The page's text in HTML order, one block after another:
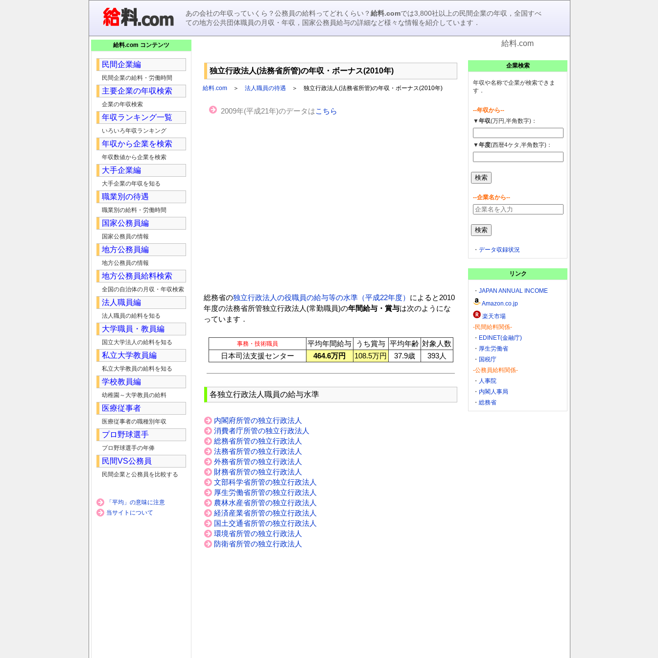
あの会社の年収っていくら？公務員の給料ってどれくらい？給料.comでは3,800社以上の民間企業の年収，全国すべ
ての地方公共団体職員の月収・年収，国家公務員給与の詳細など様々な情報を紹介しています．
独立行政法人(法務省所管)の年収・ボーナス(2010年)
給料.com ＞ 法人職員の待遇 ＞ 独立行政法人(法務省所管)の年収・ボーナス(2010年)
2009年(平成21年)のデータはこちら
総務省の独立行政法人の役職員の給与等の水準（平成22年度） によると2010
年度の法務省所管独立行政法人(常勤職員)の年間給与・賞与は次のようにな
っています．
事務・技術職員 平均年間給与 うち賞与 平均年齢 対象人数
日本司法支援センター
464.6万円 108.5万円 37.9歳 393人
各独立行政法人職員の給与水準
内閣府所管の独立行政法人
消費者庁所管の独立行政法人
総務省所管の独立行政法人
法務省所管の独立行政法人
外務省所管の独立行政法人
財務省所管の独立行政法人
文部科学省所管の独立行政法人
厚生労働省所管の独立行政法人
農林水産省所管の独立行政法人
経済産業省所管の独立行政法人
国土交通省所管の独立行政法人
環境省所管の独立行政法人
防衛省所管の独立行政法人
給料.com コンテンツ
民間企業編
民間企業の給料・労働時間
主要企業の年収検索
企業の年収検索
年収ランキング一覧
いろいろ年収ランキング
年収から企業を検索
年収数値から企業を検索
大手企業編
大手企業の年収を知る
職業別の待遇
職業別の給料・労働時間
国家公務員編
国家公務員の情報
地方公務員編
地方公務員の情報
地方公務員給料検索
全国の自治体の月収・年収検索
法人職員編
法人職員の給料を知る
大学職員・教員編
国立大学法人の給料を知る
私立大学教員編
私立大学教員の給料を知る
学校教員編
幼稚園～大学教員の給料
医療従事者
医療従事者の職種別年収
プロ野球選手
プロ野球選手の年俸
民間VS公務員
民間企業と公務員を比較する
「平均」の意味に注意
当サイトについて
給料.com
企業検索
年収や名称で企業が検索できま
す．
--年収から--
▼年収(万円,半角数字)：
▼年度(西暦4ケタ,半角数字)：
--企業名から--
・ データ収録状況
リンク
・ JAPAN ANNUAL INCOME
Amazon.co.jp
楽天市場
-民間給料関係-
・ EDINET(金融庁)
・ 厚生労働省
・ 国税庁
-公務員給料関係-
・ 人事院
・ 内閣人事局
・ 総務省